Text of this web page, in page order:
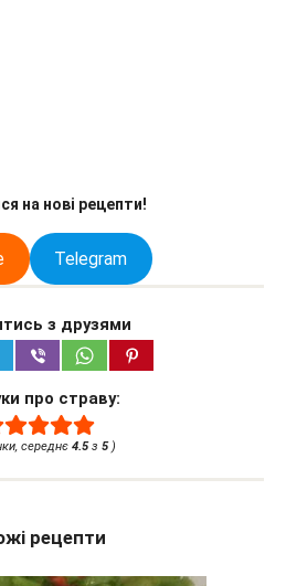
на нові рецепти!
Telegram
з друзями
про страву:
середнє 4.5з 5)
рецепти